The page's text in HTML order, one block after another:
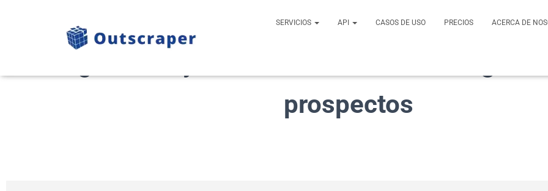
SERVICIOS API CASOS DE USO PRECIOS ACERCA DE
Servicios de
prospectos